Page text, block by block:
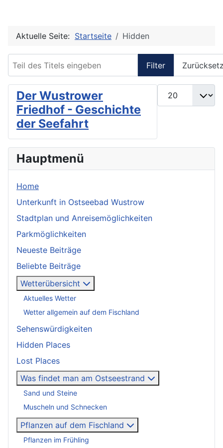
Aktuelle Seite: Startseite Hidden
Filter
Anzeige #
Der Wustrower
Friedhof - Geschichte
der Seefahrt
Hauptmenü
Home
Unterkunft in Ostseebad Wustrow
Stadtplan und Anreisemöglichkeiten
Parkmöglichkeiten
Neueste Beiträge
Beliebte Beiträge
Wetterübersicht
Aktuelles Wetter
Wetter allgemein auf dem Fischland
Sehenswürdigkeiten
Hidden Places
Lost Places
Was findet man am Ostseestrand
Sand und Steine
Muscheln und Schnecken
Pflanzen auf dem Fischland
Pflanzen im Frühling